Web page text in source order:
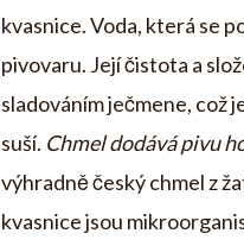
kvasnice. Voda, která se
pivovaru. Její čistota a
sladováním ječmene, což
suší. Chmel dodává pivu
výhradně český chmel z
kvasnice jsou